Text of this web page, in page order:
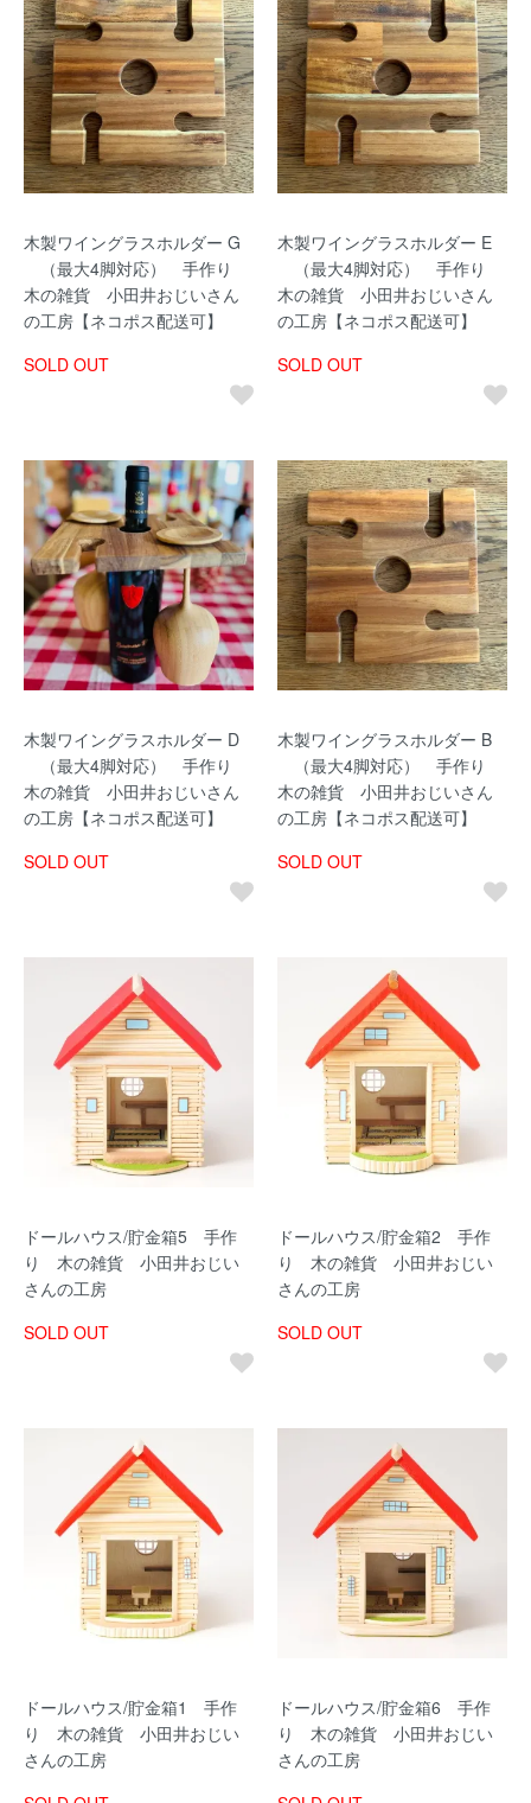
木製ワイングラスホルダー G
（最大4脚対応） 手作り
木の雑貨 小田井おじいさん
の工房【ネコポス配送可】
SOLD OUT
木製ワイングラスホルダー E
（最大4脚対応） 手作り
木の雑貨 小田井おじいさん
の工房【ネコポス配送可】
SOLD OUT
木製ワイングラスホルダー D
（最大4脚対応） 手作り
木の雑貨 小田井おじいさん
の工房【ネコポス配送可】
SOLD OUT
木製ワイングラスホルダー B
（最大4脚対応） 手作り
木の雑貨 小田井おじいさん
の工房【ネコポス配送可】
SOLD OUT
ドールハウス/貯金箱5 手作
り 木の雑貨 小田井おじい
さんの工房
SOLD OUT
ドールハウス/貯金箱2 手作
り 木の雑貨 小田井おじい
さんの工房
SOLD OUT
ドールハウス/貯金箱1 手作
り 木の雑貨 小田井おじい
さんの工房
ドールハウス/貯金箱6 手作
り 木の雑貨 小田井おじい
さんの工房